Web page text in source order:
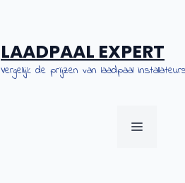
LAADPAAL EXPERT
Vergelijk de prijzen van laadpaal
MENU